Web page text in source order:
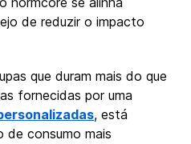
de reduzir o impacto
que duram mais do que
fornecidas por uma
, está
de consumo mais